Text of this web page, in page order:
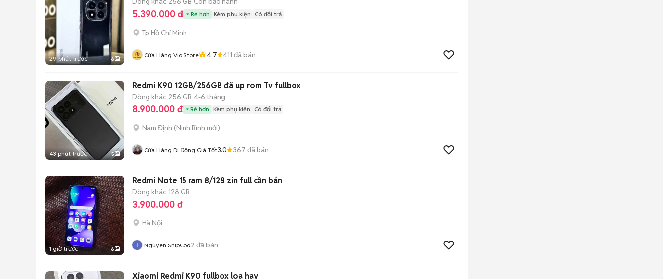
29 phút trước 6
5.390.000 đ Rẻ hơn Kèm phụ kiện Có đổi trả
Tp Hồ Chí Minh
Cửa Hàng Vio Store 4.7 411 đã bán
43 phút trước 5
Redmi K90 12GB/256GB đã up rom Tv fullbox
Dòng khác 256 GB 4-6 tháng
8.900.000 đ Rẻ hơn Kèm phụ kiện Có đổi trả
Nam Định (Ninh Bình mới)
Cửa Hàng Di Động Giá Tốt3.0 367 đã bán
1 giờ trước 6
Redmi Note 15 ram 8/128 zin full cần bán
Dòng khác 128 GB
3.900.000 đ
Hà Nội
Nguyen ShipCod2 đã bán
Xiaomi Redmi K90 fullbox loa hay